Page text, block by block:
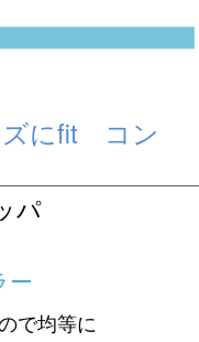
ズにfit コン
パ
ー
で均等に